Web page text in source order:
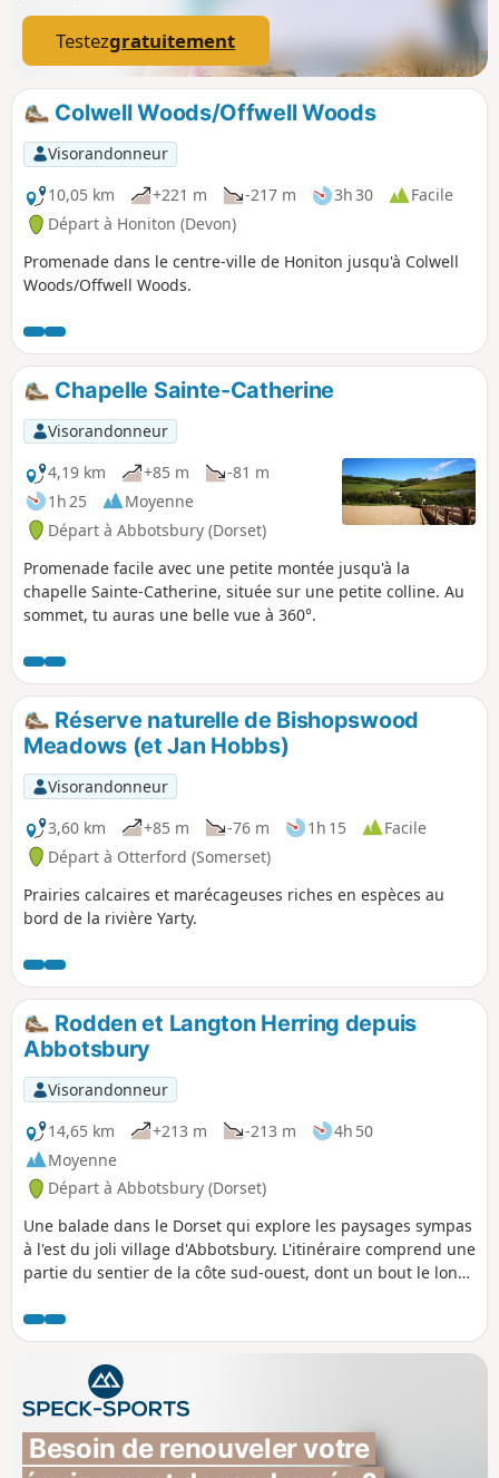
Testezgratuitement
Colwell Woods/Offwell Woods
Visorandonneur
10,05 km
+221 m -217 m 3h 30
Facile
Départ à Honiton (Devon)
Promenade dans le centre-ville de Honiton jusqu'à Colwell
Woods/Offwell Woods.
Chapelle Sainte-Catherine
Visorandonneur
4,19 km
+85 m
-81 m
1h 25
Moyenne
Départ à Abbotsbury (Dorset)
Promenade facile avec une petite montée jusqu'à la
chapelle Sainte-Catherine, située sur une petite colline. Au
sommet, tu auras une belle vue à 360°.
Réserve naturelle de Bishopswood
Meadows (et Jan Hobbs)
Visorandonneur
3,60 km
+85 m -76 m 1h 15
Facile
Départ à Otterford (Somerset)
Prairies calcaires et marécageuses riches en espèces au
bord de la rivière Yarty.
Rodden et Langton Herring depuis
Abbotsbury
Visorandonneur
14,65 km
+213 m -213 m
4h 50
Moyenne
Départ à Abbotsbury (Dorset)
Une balade dans le Dorset qui explore les paysages sympas
à l'est du joli village d'Abbotsbury. L'itinéraire comprend une
partie du sentier de la côte sud-ouest, dont un bout le long
Besoin de renouveler votre